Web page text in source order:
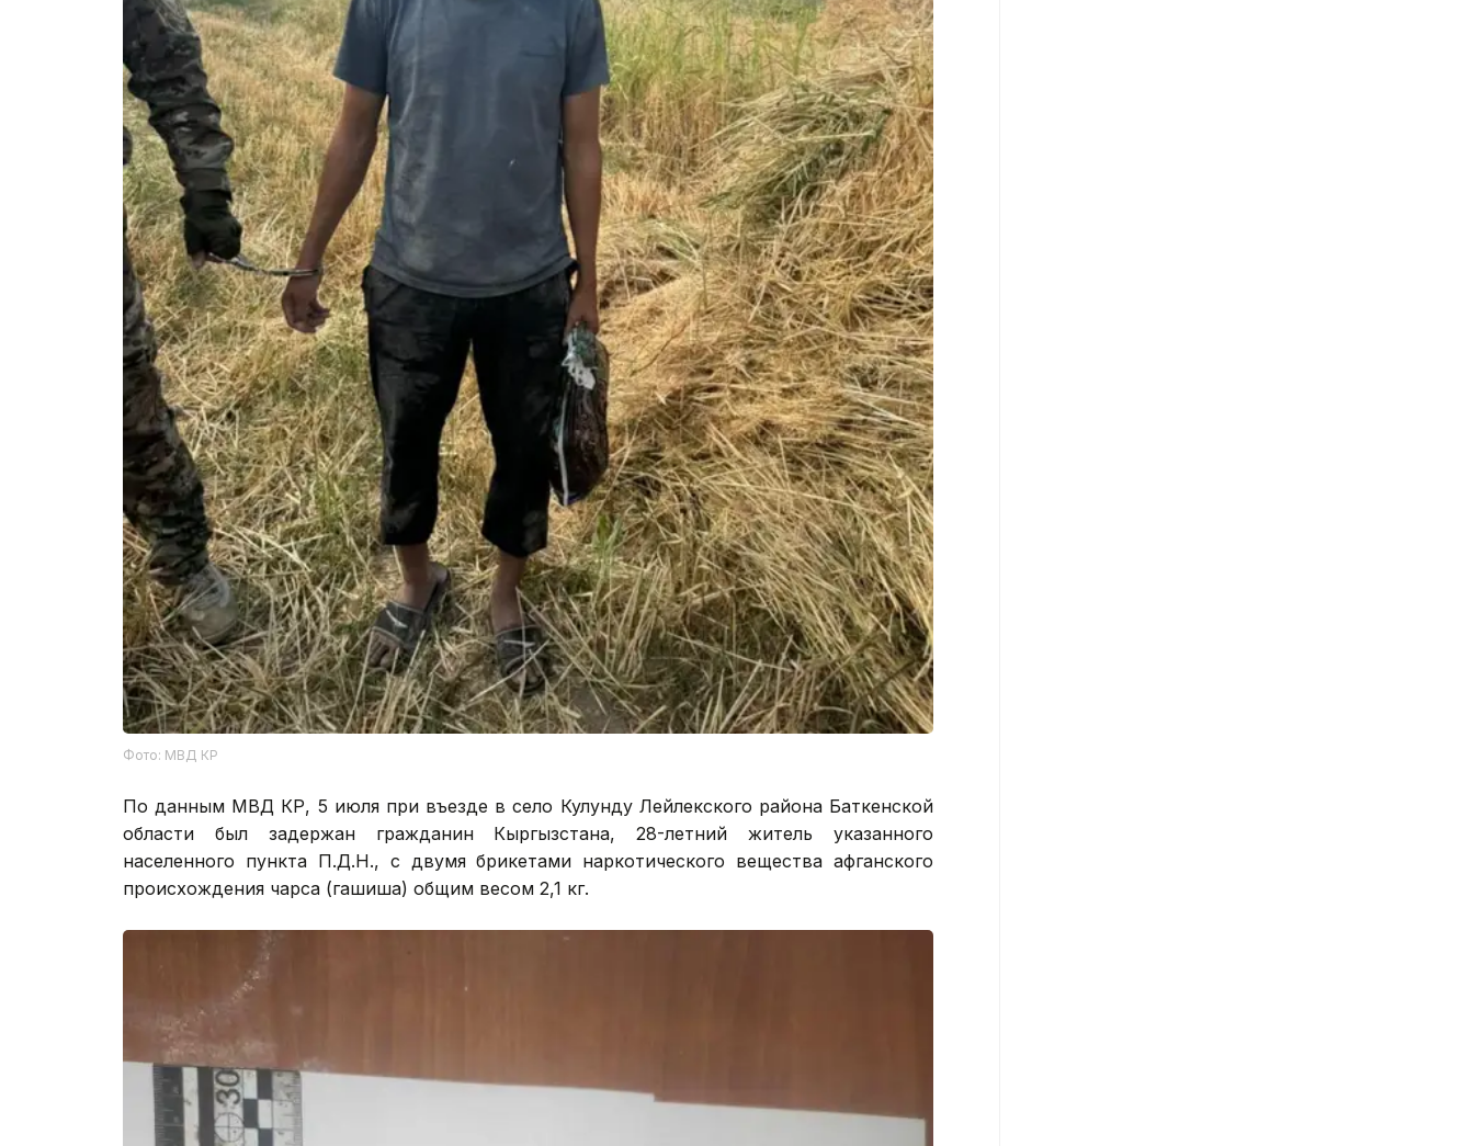
Фото: МВД КР
По данным МВД КР, 5 июля при въезде в село Кулунду Лейлекского района Баткенской
области был задержан гражданин Кыргызстана, 28-летний житель указанного
населенного пункта П.Д.Н., с двумя брикетами наркотического вещества афганского
происхождения чарса (гашиша) общим весом 2,1 кг.